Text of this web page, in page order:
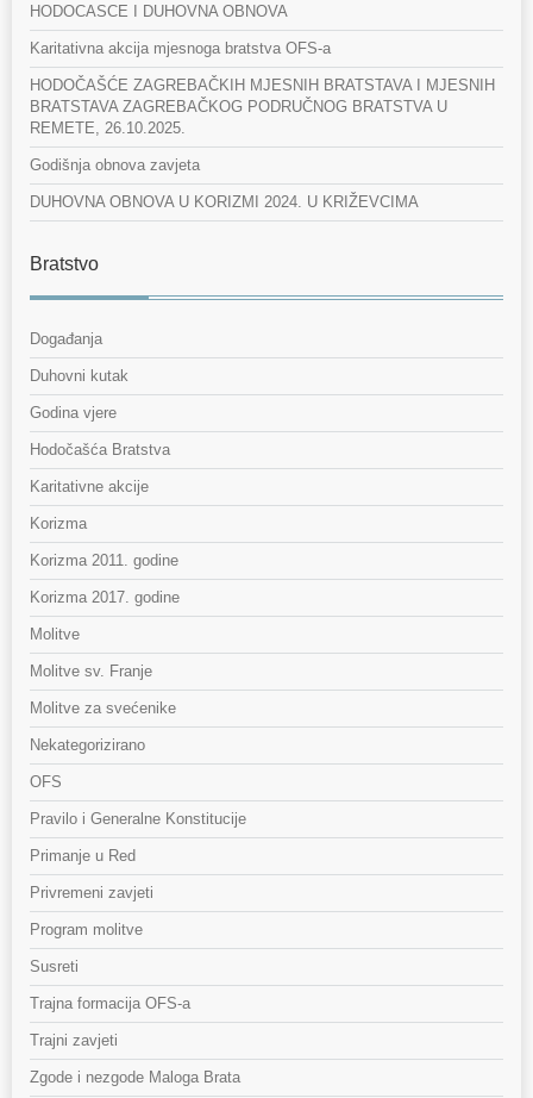
HODOCASCE I DUHOVNA OBNOVA
Karitativna akcija mjesnoga bratstva OFS-a
HODOČAŠĆE ZAGREBAČKIH MJESNIH BRATSTAVA I MJESNIH
BRATSTAVA ZAGREBAČKOG PODRUČNOG BRATSTVA U
REMETE, 26.10.2025.
Godišnja obnova zavjeta
DUHOVNA OBNOVA U KORIZMI 2024. U KRIŽEVCIMA
Bratstvo
Događanja
Duhovni kutak
Godina vjere
Hodočašća Bratstva
Karitativne akcije
Korizma
Korizma 2011. godine
Korizma 2017. godine
Molitve
Molitve sv. Franje
Molitve za svećenike
Nekategorizirano
OFS
Pravilo i Generalne Konstitucije
Primanje u Red
Privremeni zavjeti
Program molitve
Susreti
Trajna formacija OFS-a
Trajni zavjeti
Zgode i nezgode Maloga Brata